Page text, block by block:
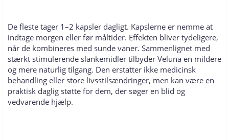
De fleste tager 1–2 kapsler dagligt. Kapslerne er nemme at
indtage morgen eller før måltider. Effekten bliver tydeligere,
når de kombineres med sunde vaner. Sammenlignet med
stærkt stimulerende slankemidler tilbyder Veluna en mildere
og mere naturlig tilgang. Den erstatter ikke medicinsk
behandling eller store livsstilsændringer, men kan være en
praktisk daglig støtte for dem, der søger en blid og
vedvarende hjælp.